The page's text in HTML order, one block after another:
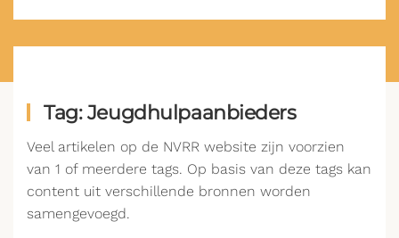
Tag: Jeugdhulpaanbieders
Veel artikelen op de NVRR website zijn voorzien
van 1 of meerdere tags. Op basis van deze tags kan
content uit verschillende bronnen worden
samengevoegd.